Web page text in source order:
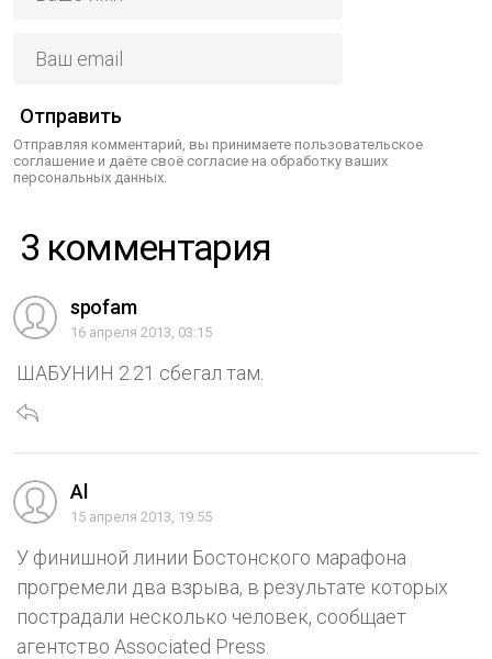
Отправить
Отправляя комментарий, вы принимаете пользовательское
соглашение и даёте своё согласие на обработку ваших
персональных данных.
3 комментария
spofam
16 апреля 2013, 03:15
ШАБУНИН 2.21 сбегал там.
Al
15 апреля 2013, 19:55
У финишной линии Бостонского марафона
прогремели два взрыва, в результате которых
пострадали несколько человек, сообщает
агентство Associated Press.